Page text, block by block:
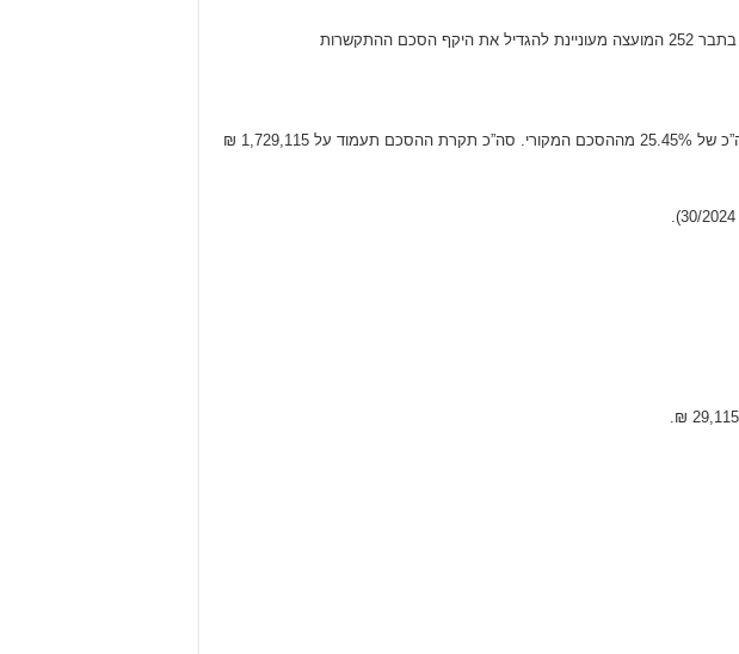
, בסכום של 29,115 ₪, הגדלה בסה”כ של 25.45% מההסכם המקורי. סה”כ תקרת ההסכם תעמוד על 1,729,115 ₪